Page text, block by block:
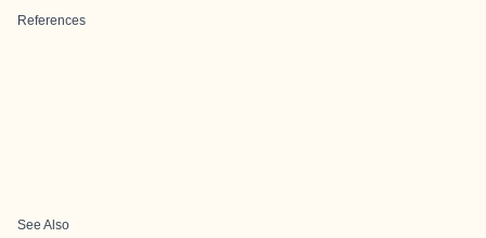
References
See Also